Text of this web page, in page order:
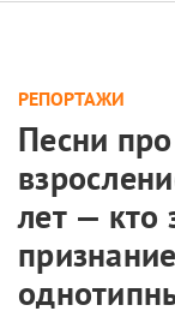
РЕПОРТАЖИ
Песни
лет — кто